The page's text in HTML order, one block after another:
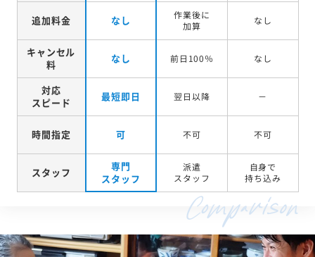
追加料金 なし
作業後に
加算
なし
キャンセル
料
なし 前日100％ なし
対応
スピード
最短即日 翌日以降 －
時間指定 可 不可 不可
スタッフ
専門
スタッフ
派遣
スタッフ
自身で
持ち込み